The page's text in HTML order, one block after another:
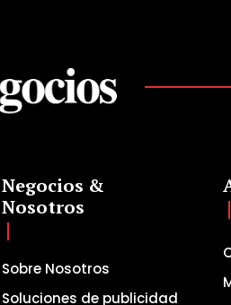
Negocios &
Nosotros
Sobre Nosotros
Soluciones de publicidad